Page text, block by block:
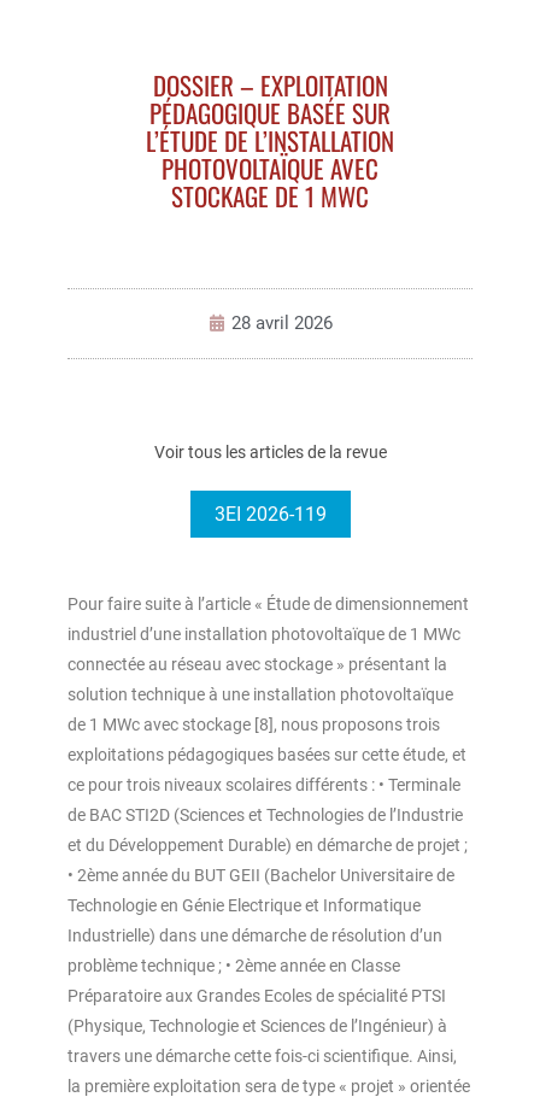
DOSSIER – EXPLOITATION
PÉDAGOGIQUE BASÉE SUR
L’ÉTUDE DE L’INSTALLATION
PHOTOVOLTAÏQUE AVEC
STOCKAGE DE 1 MWC
28 avril 2026
Voir tous les articles de la revue
3EI 2026-119
Pour faire suite à l’article « Étude de dimensionnement
industriel d’une installation photovoltaïque de 1 MWc
connectée au réseau avec stockage » présentant la
solution technique à une installation photovoltaïque
de 1 MWc avec stockage [8], nous proposons trois
exploitations pédagogiques basées sur cette étude, et
ce pour trois niveaux scolaires différents : • Terminale
de BAC STI2D (Sciences et Technologies de l’Industrie
et du Développement Durable) en démarche de projet ;
• 2ème année du BUT GEII (Bachelor Universitaire de
Technologie en Génie Electrique et Informatique
Industrielle) dans une démarche de résolution d’un
problème technique ; • 2ème année en Classe
Préparatoire aux Grandes Ecoles de spécialité PTSI
(Physique, Technologie et Sciences de l’Ingénieur) à
travers une démarche cette fois-ci scientifique. Ainsi,
la première exploitation sera de type « projet » orientée